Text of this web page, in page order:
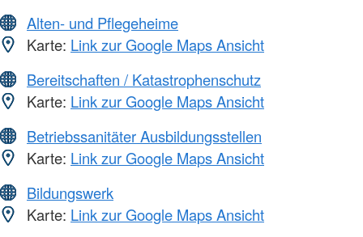
Alten- und Pflegeheime
Karte: Link zur Google Maps Ansicht
Bereitschaften / Katastrophenschutz
Karte: Link zur Google Maps Ansicht
Betriebssanitäter Ausbildungsstellen
Karte: Link zur Google Maps Ansicht
Bildungswerk
Karte: Link zur Google Maps Ansicht